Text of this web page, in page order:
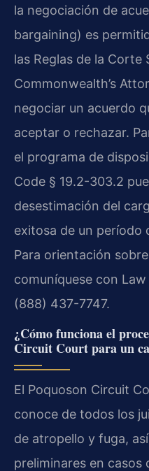
la negociación de
bargaining) es
las Reglas de la Corte
Commonwealth’s
negociar un acuerdo
aceptar o rechazar.
el programa de
Code § 19.2-303.2
desestimación del
exitosa de un período
Para orientación
comuníquese con Law
(888) 437-7747.
¿Cómo funciona el
Circuit Court para un
El Poquoson Circuit
conoce de todos los
de atropello y fuga,
preliminares en casos